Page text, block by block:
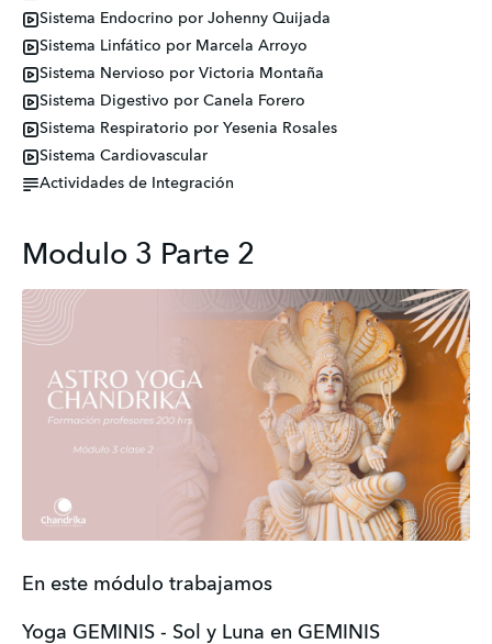
Sistema Endocrino por Johenny Quijada
Sistema Linfático por Marcela Arroyo
Sistema Nervioso por Victoria Montaña
Sistema Digestivo por Canela Forero
Sistema Respiratorio por Yesenia Rosales
Sistema Cardiovascular
Actividades de Integración
Modulo 3 Parte 2
En este módulo trabajamos
Yoga GEMINIS - Sol y Luna en GEMINIS